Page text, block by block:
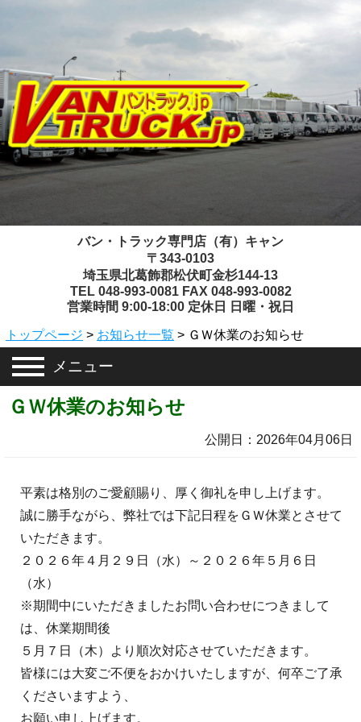
バン・トラック専門店（有）キャン
〒343-0103
埼玉県北葛飾郡松伏町金杉144-13
TEL 048-993-0081 FAX 048-993-0082
営業時間 9:00-18:00 定休日 日曜・祝日
トップページ > お知らせ一覧 > ＧＷ休業のお知らせ
メニュー
ＧＷ休業のお知らせ
公開日：2026年04月06日
平素は格別のご愛顧賜り、厚く御礼を申し上げます。
誠に勝手ながら、弊社では下記日程をＧＷ休業とさせて
いただきます。
２０２６年４月２９日（水）～２０２６年５月６日
（水）
※期間中にいただきましたお問い合わせにつきまして
は、休業期間後
５月７日（木）より順次対応させていただきます。
皆様には大変ご不便をおかけいたしますが、何卒ご了承
くださいますよう、
お願い申し上げます。